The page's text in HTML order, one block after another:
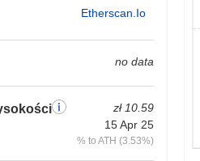
Etherscan.io
no data
zł 10.59
15 Apr 25
% to ATH (3.53%)